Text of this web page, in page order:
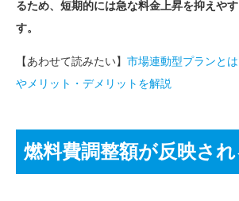
るため、短期的には急な料金上昇を抑えや
す。
【あわせて読みたい】 市場連動型プランと
やメリット・デメリットを解説
燃料費調整額が反映され